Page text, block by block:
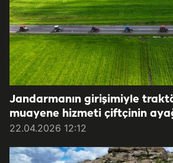
Jandarmanın girişimiyle
muayene hizmeti çiftçinin
22.04.2026 12:12